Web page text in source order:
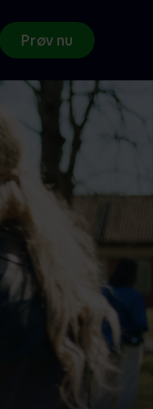
Prøv nu